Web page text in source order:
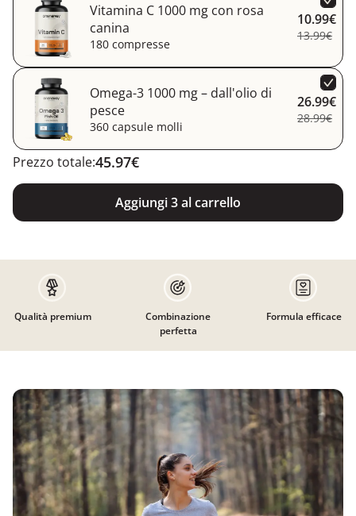
Vitamina C 1000 mg con rosa
canina
180 compresse
10.99€
13.99€
Omega-3 1000 mg – dall'olio di
pesce
360 capsule molli
26.99€
28.99€
Aggiungi 3 al carrello
Prezzo totale:45.97€
Qualità premium
Combinazione
perfetta
Formula efficace